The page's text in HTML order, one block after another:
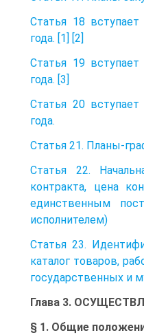
Статья 18
года. [1] [2]
Статья 19
года. [3]
Статья 20
года.
Статья 21. Планы-
Статья 22.
контракта, цена
единственным
исполнителем)
Статья 23.
каталог товаров,
государственных и
Глава 3.
§ 1. Общие